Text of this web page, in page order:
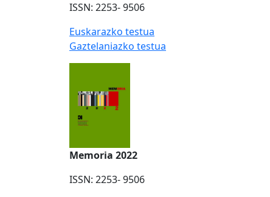
ISSN: 2253- 9506
Euskarazko testua
Gaztelaniazko testua
Memoria 2022
ISSN: 2253- 9506